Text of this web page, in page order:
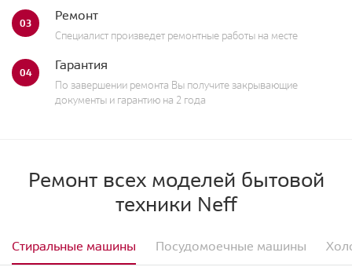
03 Ремонт
Специалист произведет ремонтные работы на месте
04 Гарантия
По завершении ремонта Вы получите закрывающие
документы и гарантию на 2 года
Ремонт всех моделей бытовой
техники Neff
Стиральные машины Посудомоечные машины